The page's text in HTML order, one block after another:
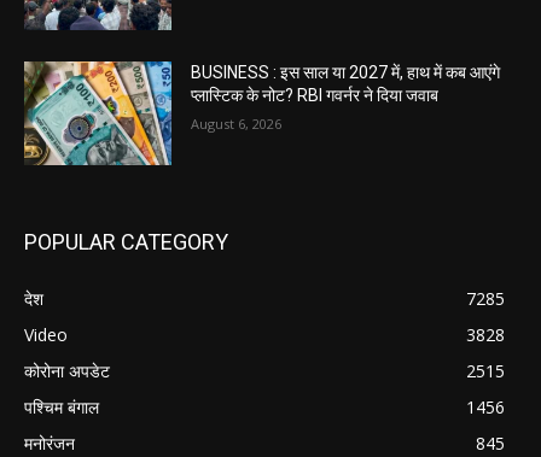
BUSINESS : इस साल या 2027 में, हाथ में कब आएंगे
प्लास्टिक के नोट? RBI गवर्नर ने दिया जवाब
August 6, 2026
POPULAR CATEGORY
देश
7285
Video
3828
कोरोना अपडेट
2515
पश्चिम बंगाल
1456
मनोरंजन
845